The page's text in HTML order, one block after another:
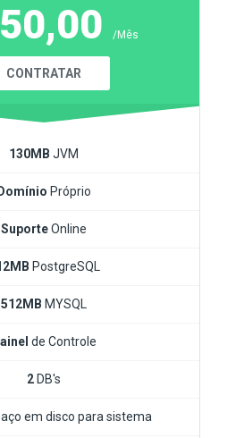
/Mês
CONTRATAR
130MB JVM
Domínio Próprio
SuporteOnline
PostgreSQL
512MB MYSQL
de Controle
2 DB's
em disco para sistema